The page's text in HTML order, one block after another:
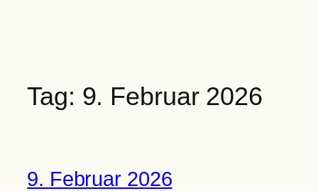
Tag: 9. Februar 2026
9. Februar 2026